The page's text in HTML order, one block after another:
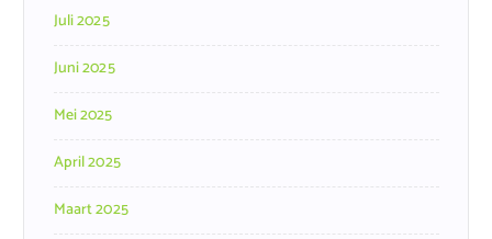
Juli 2025
Juni 2025
Mei 2025
April 2025
Maart 2025